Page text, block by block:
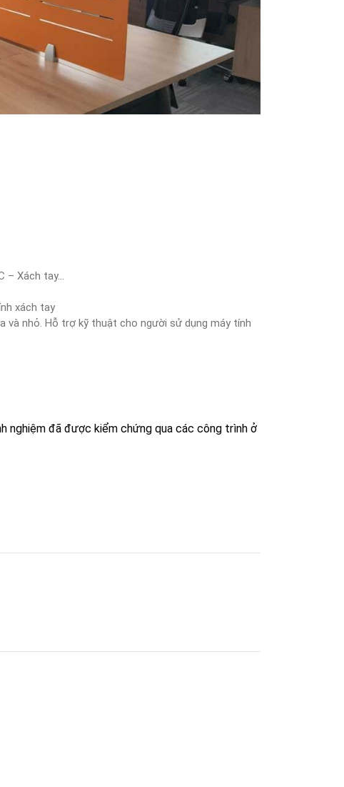
– Xách tay…
xách tay
và nhỏ. Hỗ trợ kỹ thuật cho người sử dụng máy tính
nghiệm đã được kiểm chứng qua các công trình ở